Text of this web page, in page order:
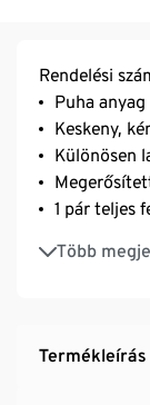
Rendelési
Puha
Keskeny,
Különösen
1 pár teljes
Több
kényelmes
Termékleírás